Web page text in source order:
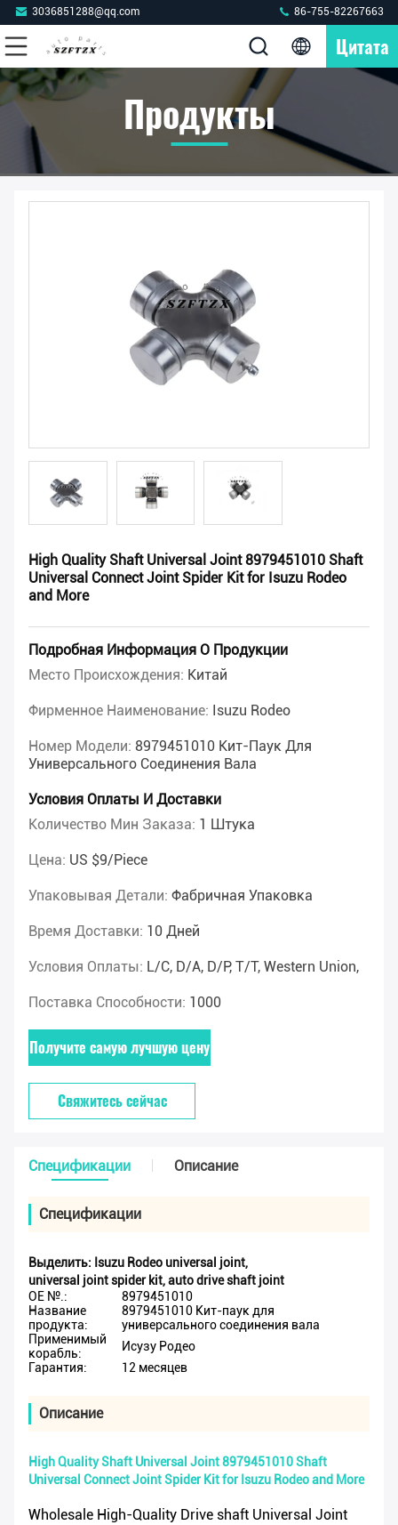
3036851288@qq.com 86-755-82267663
Цитата
Продукты
High Quality Shaft Universal Joint 8979451010 Shaft
Universal Connect Joint Spider Kit for Isuzu Rodeo
and More
Подробная Информация О Продукции
Место Происхождения: Китай
Фирменное Наименование: Isuzu Rodeo
Номер Модели: 8979451010 Кит-Паук Для
Универсального Соединения Вала
Условия Оплаты И Доставки
Количество Мин Заказа: 1 Штука
Цена: US $9/piece
Упаковывая Детали: Фабричная Упаковка
Время Доставки: 10 Дней
Условия Оплаты: L/C, D/A, D/P, T/T, Western Union,
Поставка Способности: 1000
Получите самую лучшую цену
Свяжитесь сейчас
Спецификации Описание
Спецификации
Выделить: Isuzu Rodeo universal joint,
universal joint spider kit,auto drive shaft joint
OE №.:
8979451010
Название
продукта:
8979451010 Кит-паук для
универсального соединения вала
Применимый
корабль:
Исузу Родео
Гарантия:
12 месяцев
Описание
High Quality Shaft Universal Joint 8979451010 Shaft
Universal Connect Joint Spider Kit for Isuzu Rodeo and More
Wholesale High-Quality Drive shaft Universal Joint